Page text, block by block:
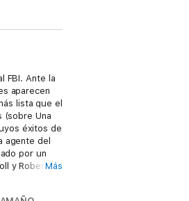
FBI. Ante la
aparecen
lista que el
(sobre Una
éxitos de
agente del
por un
y RobertMás